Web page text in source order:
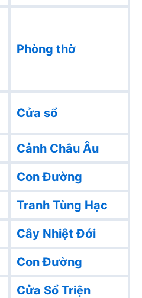
Phòng thờ
Cửa sổ
Cảnh Châu Âu
Con Đường
Tranh Tùng Hạc
Cây Nhiệt Đới
Con Đường
Cửa Sổ Triện